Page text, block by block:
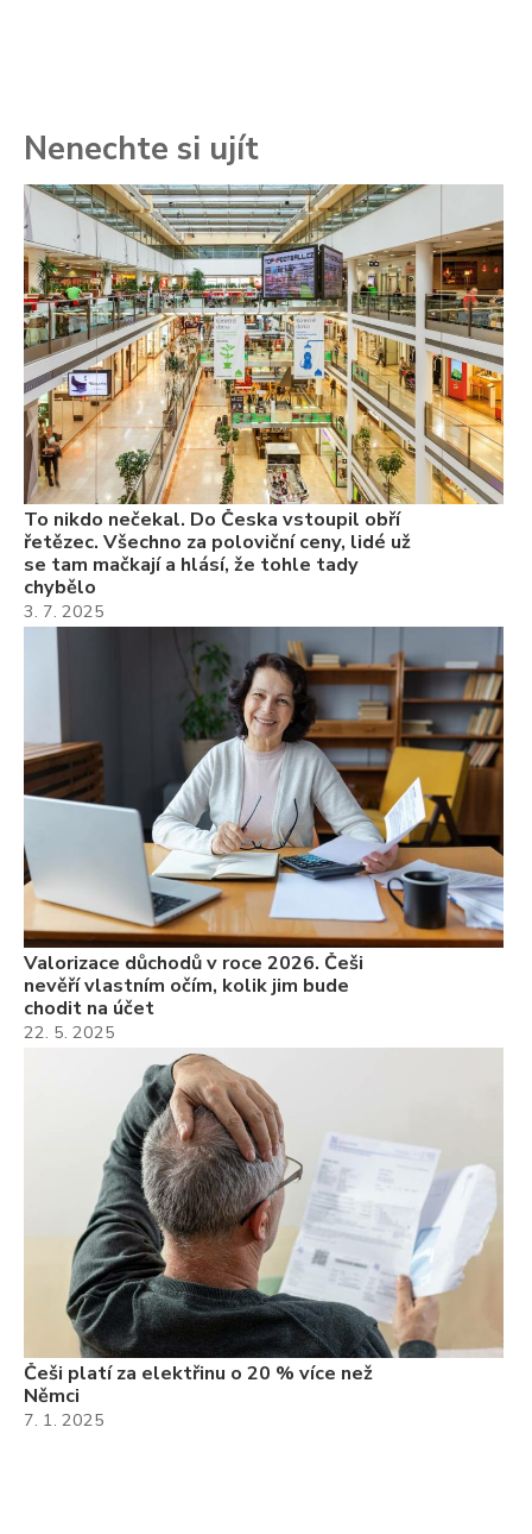
Nenechte si ujít
To nikdo nečekal. Do Česka vstoupil obří
řetězec. Všechno za poloviční ceny, lidé už
se tam mačkají a hlásí, že tohle tady
chybělo
3. 7. 2025
Valorizace důchodů v roce 2026. Češi
nevěří vlastním očím, kolik jim bude
chodit na účet
22. 5. 2025
Češi platí za elektřinu o 20 % více než
Němci
7. 1. 2025